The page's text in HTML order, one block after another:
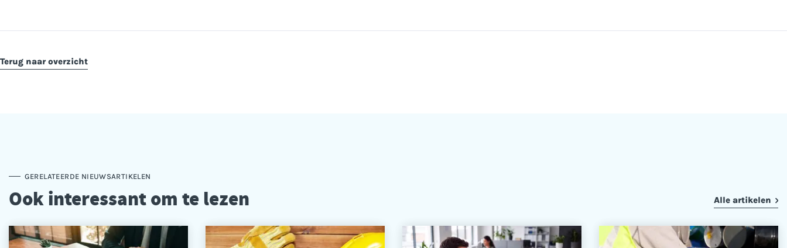
Terug naar overzicht
GERELATEERDE NIEUWSARTIKELEN
Ook interessant om te lezen Alle artikelen